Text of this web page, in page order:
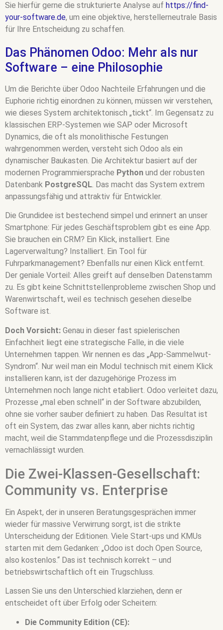
Sie hierfür gerne die strukturierte Analyse auf https://find-
your-software.de, um eine objektive, herstellerneutrale Basis
für Ihre Entscheidung zu schaffen.
Das Phänomen Odoo: Mehr als nur
Software – eine Philosophie
Um die Berichte über Odoo Nachteile Erfahrungen und die
Euphorie richtig einordnen zu können, müssen wir verstehen,
wie dieses System architektonisch „tickt“. Im Gegensatz zu
klassischen ERP-Systemen wie SAP oder Microsoft
Dynamics, die oft als monolithische Festungen
wahrgenommen werden, versteht sich Odoo als ein
dynamischer Baukasten. Die Architektur basiert auf der
modernen Programmiersprache Python und der robusten
Datenbank PostgreSQL. Das macht das System extrem
anpassungsfähig und attraktiv für Entwickler.
Die Grundidee ist bestechend simpel und erinnert an unser
Smartphone: Für jedes Geschäftsproblem gibt es eine App.
Sie brauchen ein CRM? Ein Klick, installiert. Eine
Lagerverwaltung? Installiert. Ein Tool für
Fuhrparkmanagement? Ebenfalls nur einen Klick entfernt.
Der geniale Vorteil: Alles greift auf denselben Datenstamm
zu. Es gibt keine Schnittstellenprobleme zwischen Shop und
Warenwirtschaft, weil es technisch gesehen dieselbe
Software ist.
Doch Vorsicht: Genau in dieser fast spielerischen
Einfachheit liegt eine strategische Falle, in die viele
Unternehmen tappen. Wir nennen es das „App-Sammelwut-
Syndrom“. Nur weil man ein Modul technisch mit einem Klick
installieren kann, ist der dazugehörige Prozess im
Unternehmen noch lange nicht etabliert. Odoo verleitet dazu,
Prozesse „mal eben schnell“ in der Software abzubilden,
ohne sie vorher sauber definiert zu haben. Das Resultat ist
oft ein System, das zwar alles kann, aber nichts richtig
macht, weil die Stammdatenpflege und die Prozessdisziplin
vernachlässigt wurden.
Die Zwei-Klassen-Gesellschaft:
Community vs. Enterprise
Ein Aspekt, der in unseren Beratungsgesprächen immer
wieder für massive Verwirrung sorgt, ist die strikte
Unterscheidung der Editionen. Viele Start-ups und KMUs
starten mit dem Gedanken: „Odoo ist doch Open Source,
also kostenlos.“ Das ist technisch korrekt – und
betriebswirtschaftlich oft ein Trugschluss.
Lassen Sie uns den Unterschied klarziehen, denn er
entscheidet oft über Erfolg oder Scheitern:
Die Community Edition (CE):